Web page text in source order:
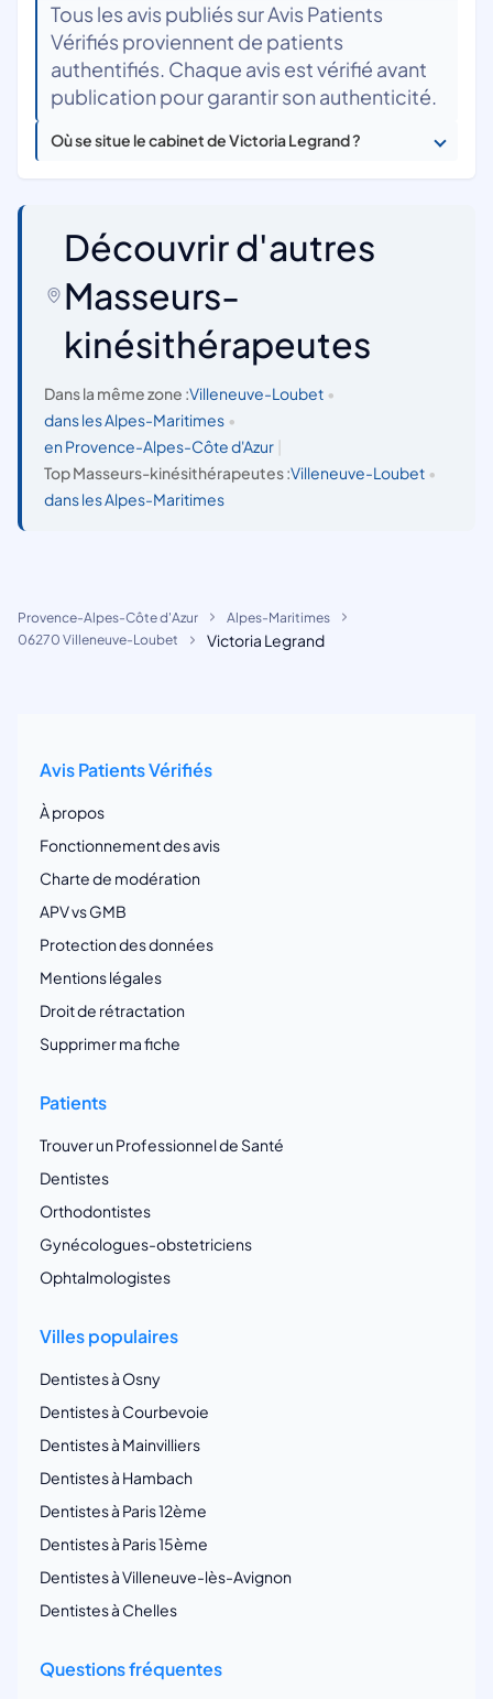
Tous les avis publiés sur Avis Patients
Vérifiés proviennent de patients
authentifiés. Chaque avis est vérifié avant
publication pour garantir son authenticité.
Où se situe le cabinet de Victoria Legrand ?
Découvrir d'autres
Masseurs-
kinésithérapeutes
Dans la même zone :Villeneuve-Loubet •
dans les Alpes-Maritimes •
en Provence-Alpes-Côte d'Azur
Top Masseurs-kinésithérapeutes :Villeneuve-Loubet •
dans les Alpes-Maritimes
Provence-Alpes-Côte d'Azur
Alpes-Maritimes
06270 Villeneuve-Loubet
Victoria Legrand
Avis Patients Vérifiés
À propos
Fonctionnement des avis
Charte de modération
APV vs GMB
Protection des données
Mentions légales
Droit de rétractation
Supprimer ma fiche
Patients
Trouver un Professionnel de Santé
Dentistes
Orthodontistes
Gynécologues-obstetriciens
Ophtalmologistes
Villes populaires
Dentistes à Osny
Dentistes à Courbevoie
Dentistes à Mainvilliers
Dentistes à Hambach
Dentistes à Paris 12ème
Dentistes à Paris 15ème
Dentistes à Villeneuve-lès-Avignon
Dentistes à Chelles
Questions fréquentes